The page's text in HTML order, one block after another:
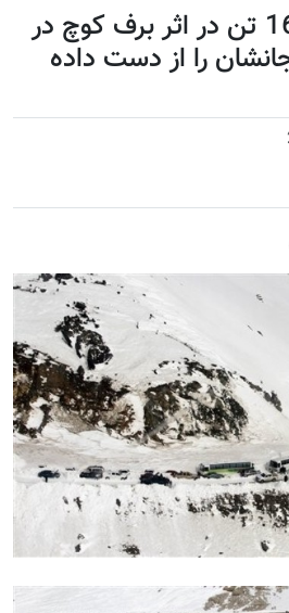
تاکنون بیش از 165 تن در اثر برف کوچ در
را از دست داده